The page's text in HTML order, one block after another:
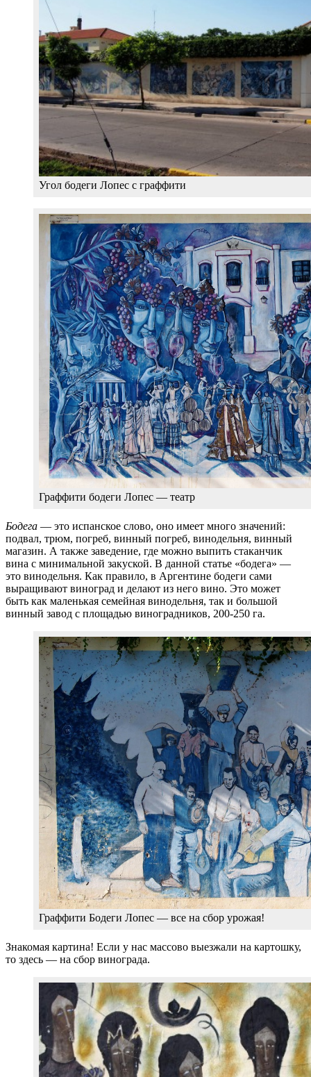
Угол бодеги Лопес с граффити
Граффити бодеги Лопес — театр
Бодега — это испанское слово, оно имеет много значений:
подвал, трюм, погреб, винный погреб, винодельня, винный
магазин. А также заведение, где можно выпить стаканчик
вина с минимальной закуской. В данной статье «бодега» —
это винодельня. Как правило, в Аргентине бодеги сами
выращивают виноград и делают из него вино. Это может
быть как маленькая семейная винодельня, так и большой
винный завод с площадью виноградников, 200-250 га.
Граффити Бодеги Лопес — все на сбор урожая!
Знакомая картина! Если у нас массово выезжали на картошку,
то здесь — на сбор винограда.